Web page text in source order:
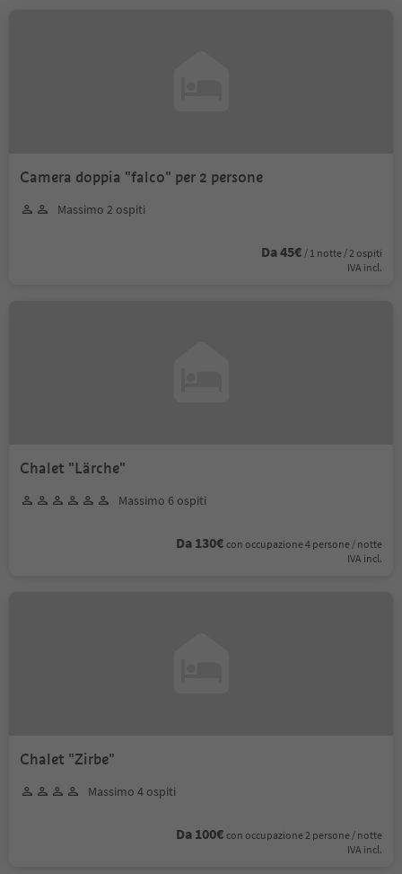
Camera doppia "falco" per 2 persone
Massimo 2 ospiti
Da 45€ / 1 notte / 2 ospiti
IVA incl.
Chalet "Lärche"
Massimo 6 ospiti
Da 130€ con occupazione 4 persone / notte
IVA incl.
Chalet "Zirbe"
Massimo 4 ospiti
Da 100€ con occupazione 2 persone / notte
IVA incl.